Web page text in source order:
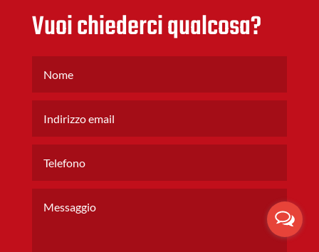
Vuoi chiederci qualcosa?